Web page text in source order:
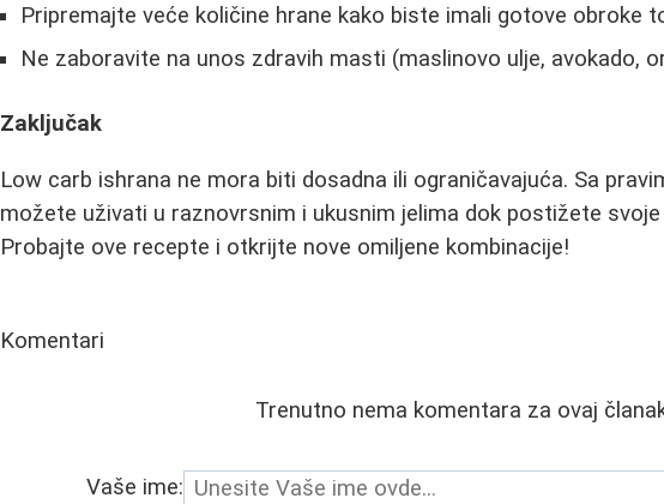
Pripremajte veće količine hrane kako biste imali gotove obroke
Ne zaboravite na unos zdravih masti (maslinovo ulje, avokado,
Zaključak
Low carb ishrana ne mora biti dosadna ili ograničavajuća. Sa
možete uživati u raznovrsnim i ukusnim jelima dok postižete
Probajte ove recepte i otkrijte nove omiljene kombinacije!
Komentari
Trenutno nema komentara za ovaj
Vaše ime: